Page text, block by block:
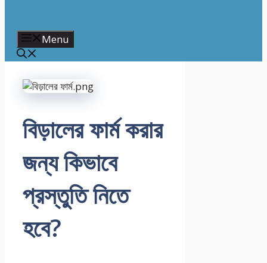
Menu
বিড়ালের ফার্ম করার
জন্য কিভাবে
প্রস্তুতি নিতে
হবে?